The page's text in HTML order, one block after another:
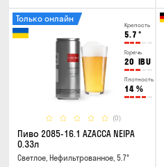
Крепость
5.7 °
Горечь
20 IBU
Плотность
14 %
(0)
Только онлайн
Пиво 2085-16.1 AZACCA NEIPA
0.33л
Светлое, Нефильтрованное, 5.7°